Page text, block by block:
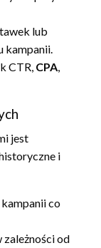
lub
kampanii.
CTR, CPA,
jest
i
co
zależności od